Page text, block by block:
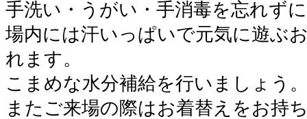
手洗い・うがい・手消毒を忘れず
場内には汗いっぱいで元気に遊ぶ
れます。
こまめな水分補給を行いましょう
またご来場の際はお着替えをお持